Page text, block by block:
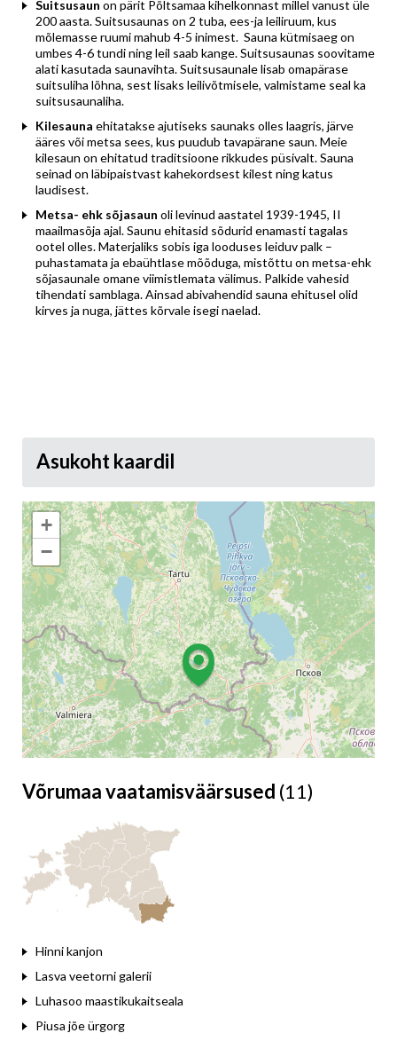
Suitsusaun on pärit Põltsamaa kihelkonnast millel vanust üle
200 aasta. Suitsusaunas on 2 tuba, ees-ja leiliruum, kus
mõlemasse ruumi mahub 4-5 inimest. Sauna kütmisaeg on
umbes 4-6 tundi ning leil saab kange. Suitsusaunas soovitame
alati kasutada saunavihta. Suitsusaunale lisab omapärase
suitsuliha lõhna, sest lisaks leilivõtmisele, valmistame seal ka
suitsusaunaliha.
Kilesauna ehitatakse ajutiseks saunaks olles laagris, järve
ääres või metsa sees, kus puudub tavapärane saun. Meie
kilesaun on ehitatud traditsioone rikkudes püsivalt. Sauna
seinad on läbipaistvast kahekordsest kilest ning katus
laudisest.
Metsa- ehk sõjasaun oli levinud aastatel 1939-1945, II
maailmasõja ajal. Saunu ehitasid sõdurid enamasti tagalas
ootel olles. Materjaliks sobis iga looduses leiduv palk –
puhastamata ja ebaühtlase mõõduga, mistõttu on metsa-ehk
sõjasaunale omane viimistlemata välimus. Palkide vahesid
tihendati samblaga. Ainsad abivahendid sauna ehitusel olid
kirves ja nuga, jättes kõrvale isegi naelad.
Asukoht kaardil
+
−
Võrumaa vaatamisväärsused (11)
Hinni kanjon
Lasva veetorni galerii
Luhasoo maastikukaitseala
Piusa jõe ürgorg